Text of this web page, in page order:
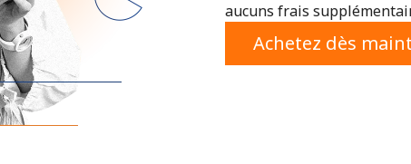
aucuns frais
Achetez dès